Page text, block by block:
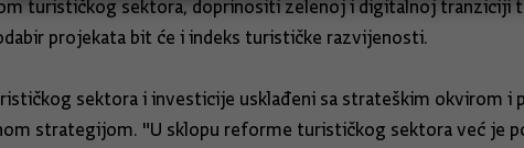
turističkog sektora, doprinositi zelenoj i digitalnoj tranziciji
projekata bit će i indeks turističke razvijenosti.
sektora i investicije usklađeni sa strateškim okvirom i
strategijom. "U sklopu reforme turističkog sektora već je